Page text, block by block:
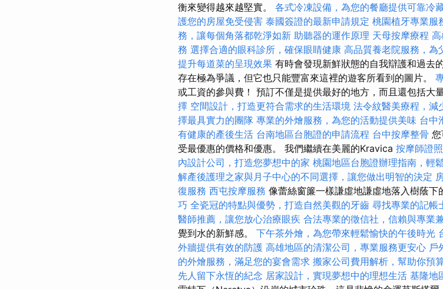
衡來變得越來越堅實。 各式冷凍設備，為您的餐廳提供可靠冷
護您的房屋免受侵害 泰國簽證的最新申請規定 桃園植牙專業服
務，讓每個角落都乾淨如新 助聽器的運作原理 天母按摩療程
務 選擇合適的眼科診所，確保眼睛健康 高品質養老院服務，為
提升每道菜的呈現效果 有時會發現新鮮狀態的自我辯護和過去
存在極為爭議，但它也只能豐富來這裡的遊客所看到的圖片。
或工資的參與費！ 預訂不僅是提供最好的地方，而且還包括大
擇 空間設計，打造更符合需求的生活環境 法令紋醫美療程，減
擇最具實力的團隊 專業的外燴服務，為您的活動提供美味 台中
有健康的產後生活 台南地區台胞證的申請流程 台中按摩整骨
受最優惠的價格和優惠。 我們繼續在美麗的Kravica 按摩師證
內設計公司，打造您夢想中的家 桃園地區台胞證辦理指南，輕
解產後護理之家與月子中心的不同選擇，讓您做出明智的決定
復服務 西屯按摩服務 像蕾絲窗簾一​​樣謙虛地謙虛地落入樹蔭下
巧 全瓷冠的特點與優勢，打造自然美觀的牙齒 尋找專業的記帳
醫師推薦，讓您放心治療眼疾 合法專業的徵信社，信賴與專業
覺到水的新鮮感。 下午茶外燴，為您帶來輕鬆愉快的午後時光
外牆提供有效的防護 高雄地區的清潔公司，專業服務更安心 戶
的外燴服務，滿足您的宴會需求 搬家公司費用解析，幫助你預
先人留下永恆的紀念 居家設計，實現夢想中的理想生活 基隆地